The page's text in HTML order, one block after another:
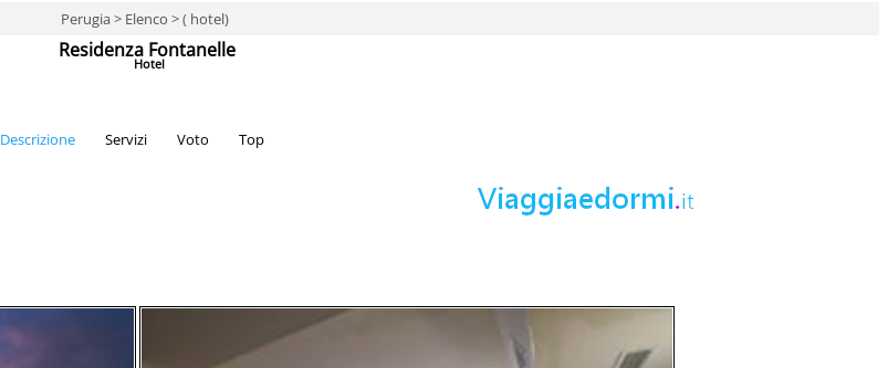
Perugia > Elenco > ( hotel)
Residenza Fontanelle
Hotel
Descrizione Servizi Voto Top